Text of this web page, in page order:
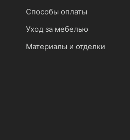
Способы оплаты
Уход за мебелью
Материалы и отделки